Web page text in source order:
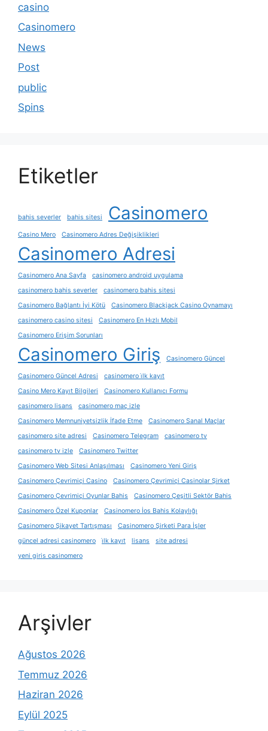
casino
Casinomero
News
Post
public
Spins
Etiketler
bahis severler bahis sitesi Casinomero
Casino Mero Casinomero Adres Değişiklikleri
Casinomero Adresi
Casinomero Ana Sayfa
casinomero android uygulama
casinomero bahis severler
casinomero bahis sitesi
Casinomero Bağlantı İyi Kötü
Casinomero Blackjack Casino Oynamayı
casinomero casino sitesi
Casinomero En Hızlı Mobil
Casinomero Erişim Sorunları
Casinomero Giriş Casinomero Güncel
Casinomero Güncel Adresi
casinomero i̇lk kayıt
Casino Mero Kayıt Bilgileri
Casinomero Kullanıcı Formu
casinomero lisans
casinomero maç izle
Casinomero Memnuniyetsizlik İfade Etme
Casinomero Sanal Maçlar
casinomero site adresi
Casinomero Telegram
casinomero tv
casinomero tv izle
Casinomero Twitter
Casinomero Web Sitesi Anlaşılması
Casinomero Yeni Giriş
Casinomero Çevrimiçi Casino
Casinomero Çevrimiçi Casinolar Şirket
Casinomero Çevrimiçi Oyunlar Bahis
Casinomero Çeşitli Sektör Bahis
Casinomero Özel Kuponlar
Casinomero İos Bahis Kolaylığı
Casinomero Şikayet Tartışması
Casinomero Şirketi Para İşler
güncel adresi casinomero
i̇lk kayıt lisans
site adresi
yeni giris casinomero
Arşivler
Ağustos 2026
Temmuz 2026
Haziran 2026
Eylül 2025